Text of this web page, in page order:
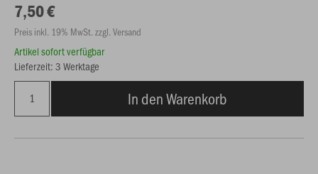
7,50 €
Preis inkl. 19% MwSt. zzgl. Versand
Artikel sofort verfügbar
Lieferzeit: 3 Werktage
In den Warenkorb